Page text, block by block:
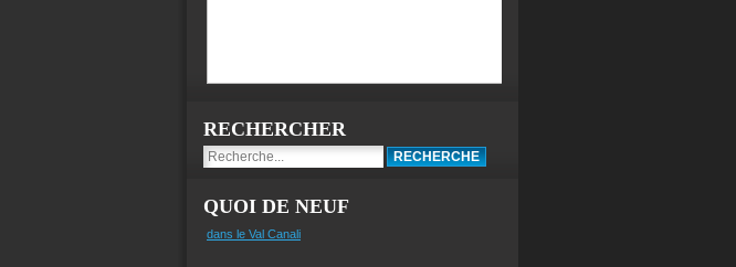
RECHERCHER
QUOI DE NEUF
dans le Val Canali